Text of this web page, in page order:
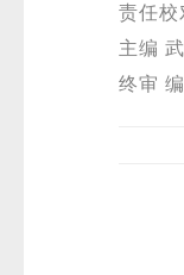
责任校
主编
终审